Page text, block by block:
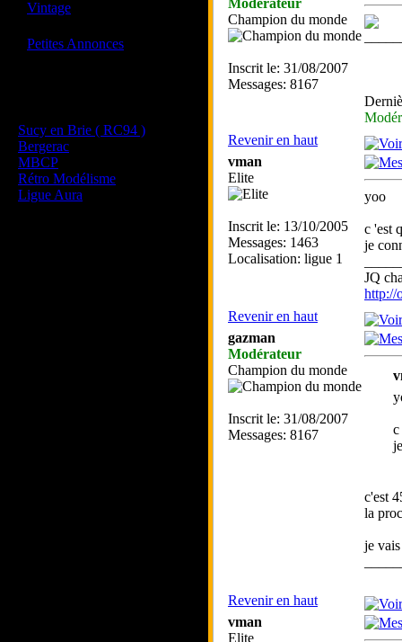
Vintage
Petites Annonces
Sucy en Brie ( RC94 )
Bergerac
MBCP
Rétro Modélisme
Ligue Aura
Modérateur
Champion du monde
Inscrit le: 31/08/2007
Messages: 8167
Revenir en haut
vman
Elite
Inscrit le: 13/10/2005
Messages: 1463
Localisation: ligue 1
yoo
c 'est
je
JQ
http://
Revenir en haut
gazman
Modérateur
Champion du monde
Inscrit le: 31/08/2007
Messages: 8167
c
c'est
la
je
Revenir en haut
vman
Elite